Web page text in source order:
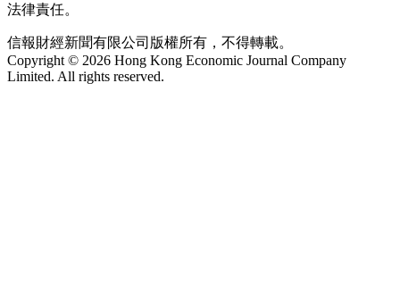
法律責任。
信報財經新聞有限公司版權所有，不得轉載。
Copyright © 2026 Hong Kong Economic Journal Company
Limited. All rights reserved.